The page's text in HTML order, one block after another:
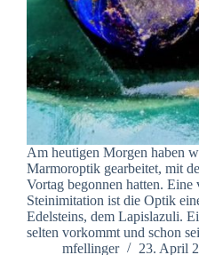
Am heutigen Morgen haben
Marmoroptik gearbeitet, mit
Vortag begonnen hatten. Eine
Steinimitation ist die Optik
Edelsteins, dem Lapislazuli.
selten vorkommt und schon
mfellinger
23. April